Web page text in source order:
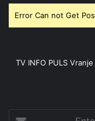
Error Can not Get
TV INFO PULS